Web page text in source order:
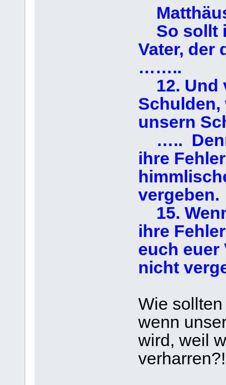
So sollt
Vater, der
……..
12. Und
Schulden,
unsern
…..
ihre
vergeben.
15.
ihre
euch euer
nicht
Wie
wenn
wird, weil
verharren?!